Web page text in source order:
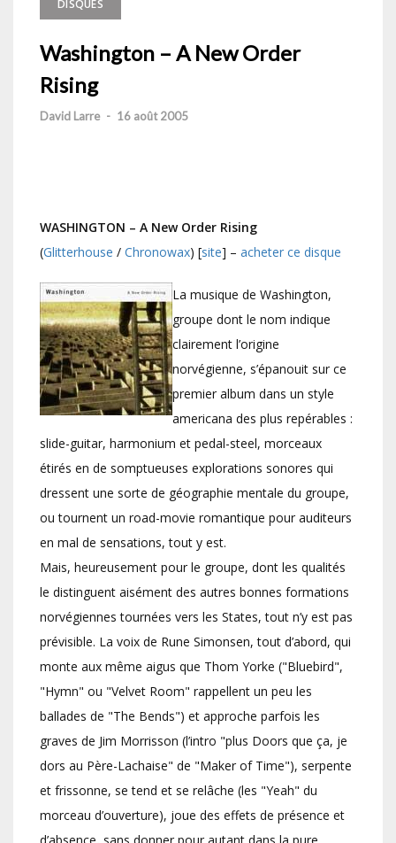
DISQUES
Washington – A New Order
Rising
David Larre - 16 août 2005
WASHINGTON – A New Order Rising
(Glitterhouse / Chronowax) [site] – acheter ce disque
La musique de Washington,
groupe dont le nom indique
clairement l’origine
norvégienne, s’épanouit sur ce
premier album dans un style
americana des plus repérables :
slide-guitar, harmonium et pedal-steel, morceaux
étirés en de somptueuses explorations sonores qui
dressent une sorte de géographie mentale du groupe,
ou tournent un road-movie romantique pour auditeurs
en mal de sensations, tout y est.
Mais, heureusement pour le groupe, dont les qualités
le distinguent aisément des autres bonnes formations
norvégiennes tournées vers les States, tout n’y est pas
prévisible. La voix de Rune Simonsen, tout d’abord, qui
monte aux même aigus que Thom Yorke ("Bluebird",
"Hymn" ou "Velvet Room" rappellent un peu les
ballades de "The Bends") et approche parfois les
graves de Jim Morrisson (l’intro "plus Doors que ça, je
dors au Père-Lachaise" de "Maker of Time"), serpente
et frissonne, se tend et se relâche (les "Yeah" du
morceau d’ouverture), joue des effets de présence et